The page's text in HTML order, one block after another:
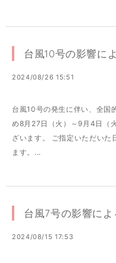
台風10号の影響に
2024/08/26 15:51
台風10号の発生に伴い、全国
め8月27日（火）～9月4日（
ざいます。 ご指定いただいた
ます。...
台風7号の影響に
2024/08/15 17:53